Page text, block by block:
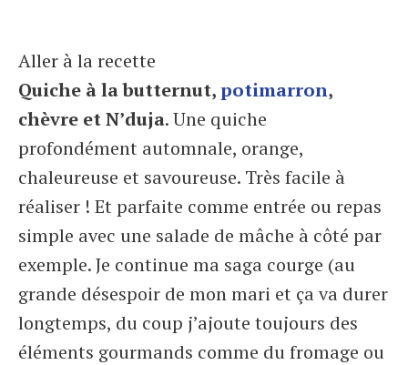
Aller à la recette
Quiche à la butternut,potimarron,
chèvre et N’duja. Une quiche
profondément automnale, orange,
chaleureuse et savoureuse. Très facile à
réaliser ! Et parfaite comme entrée ou repas
simple avec une salade de mâche à côté par
exemple. Je continue ma saga courge (au
grande désespoir de mon mari et ça va durer
longtemps, du coup j’ajoute toujours des
éléments gourmands comme du fromage ou